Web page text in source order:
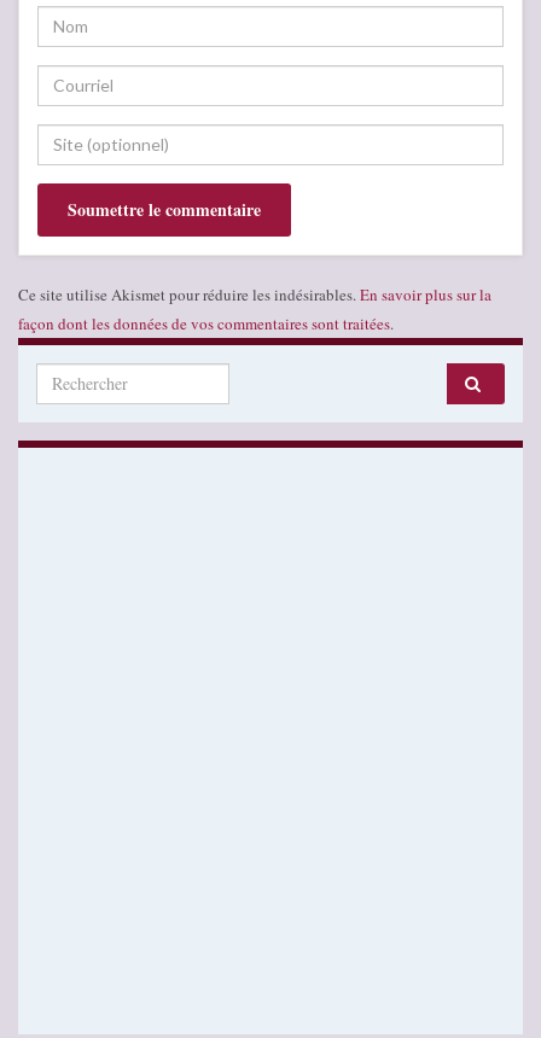
Ce site utilise Akismet pour réduire les indésirables. En savoir plus sur la
façon dont les données de vos commentaires sont traitées.
Search for: